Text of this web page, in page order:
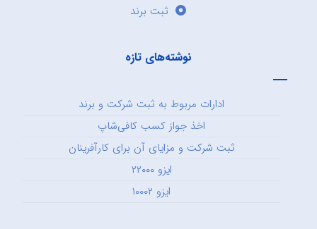
ثبت برند
نوشته‌های تازه
ادارات مربوط به ثبت شرکت و برند
اخذ جواز کسب کافی‌شاپ
ثبت شرکت و مزایای آن برای کارآفرینان
ایزو ۲۲۰۰۰
ایزو ۱۰۰۰۲